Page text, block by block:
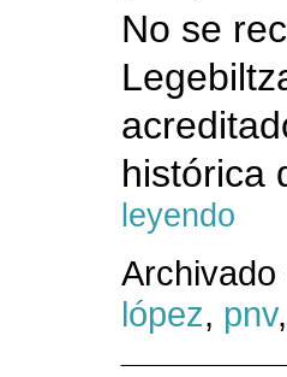
No se
histórica
leyendo
Archivado
lópez, pnv,